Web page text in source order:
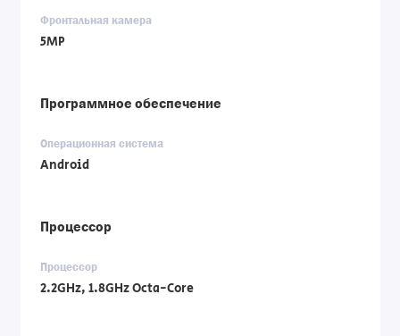
Фронтальная камера
5MP
Программное обеспечение
Операционная система
Android
Процессор
Процессор
2.2GHz, 1.8GHz Octa-Core